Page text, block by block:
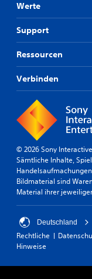
Werte
Support
Ressourcen
Verbinden
© 2026 Sony
Sämtliche Inhalte,
Bildmaterial sind
Material ihrer
Deutschland
Rechtliche
Hinweise